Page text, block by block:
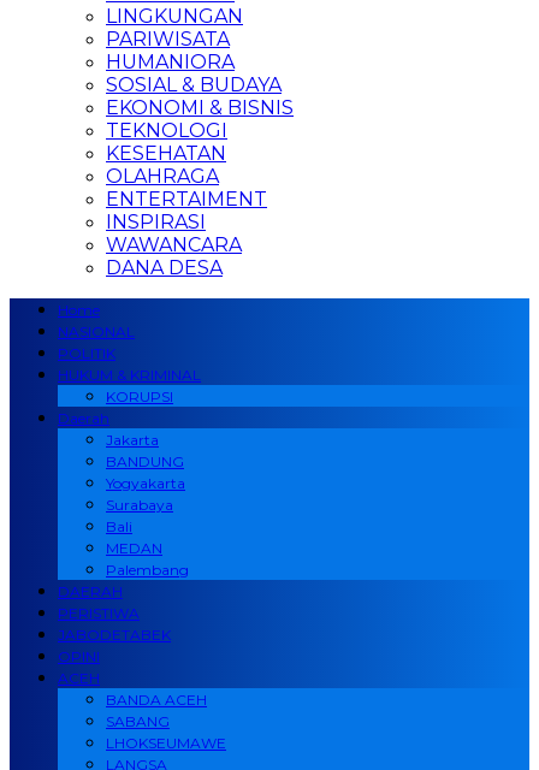
LINGKUNGAN
PARIWISATA
HUMANIORA
SOSIAL & BUDAYA
EKONOMI & BISNIS
TEKNOLOGI
KESEHATAN
OLAHRAGA
ENTERTAIMENT
INSPIRASI
WAWANCARA
DANA DESA
Home
NASIONAL
POLITIK
HUKUM & KRIMINAL
KORUPSI
Daerah
Jakarta
BANDUNG
Yogyakarta
Surabaya
Bali
MEDAN
Palembang
DAERAH
PERISTIWA
JABODETABEK
OPINI
ACEH
BANDA ACEH
SABANG
LHOKSEUMAWE
LANGSA